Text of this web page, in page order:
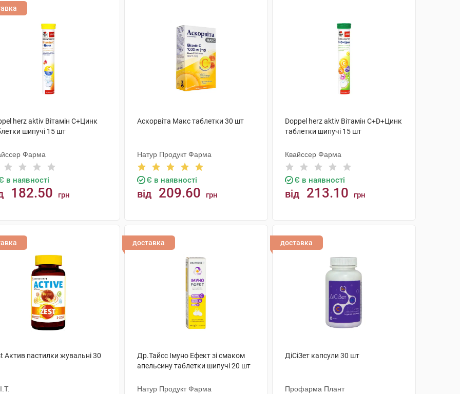
herz aktiv Вітамін С+Цинк
шипучі 15 шт
Фарма
в наявності
182.50 грн
Аскорвіта Макс таблетки 30 шт
Натур Продукт Фарма
Є в наявності
від 209.60 грн
Doppel herz aktiv Вітамін С+D+Цинк
таблетки шипучі 15 шт
Квайссер Фарма
Є в наявності
від 213.10 грн
Актив пастилки жувальні 30
доставка
Др.Тайсс Імуно Ефект зі смаком
апельсину таблетки шипучі 20 шт
Натур Продукт Фарма
доставка
ДіСіЗет капсули 30 шт
Профарма Плант